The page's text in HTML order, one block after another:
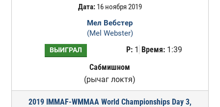
Дата:16 ноября 2019
Мел Вебстер
(Mel Webster)
ВЫИГРАЛ Р:1 Время:1:39
Сабмишном
(рычаг локтя)
2019 IMMAF-WMMAA World Championships Day 3,